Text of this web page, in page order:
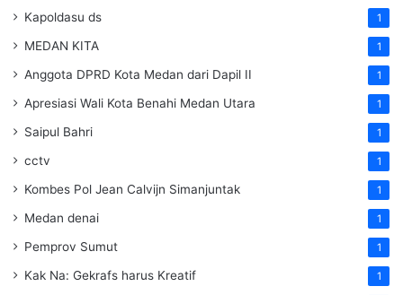
Kapoldasu ds 1
MEDAN KITA 1
Anggota DPRD Kota Medan dari Dapil II 1
Apresiasi Wali Kota Benahi Medan Utara 1
Saipul Bahri 1
cctv 1
Kombes Pol Jean Calvijn Simanjuntak 1
Medan denai 1
Pemprov Sumut 1
Kak Na: Gekrafs harus Kreatif 1